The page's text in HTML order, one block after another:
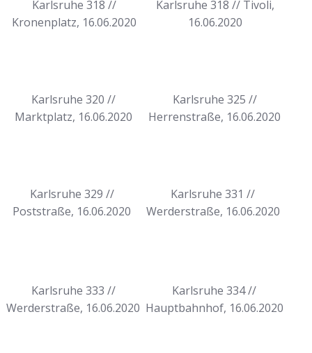
Karlsruhe 318 //
Kronenplatz, 16.06.2020
Karlsruhe 318 // Tivoli,
16.06.2020
Karlsruhe 320 //
Marktplatz, 16.06.2020
Karlsruhe 325 //
Herrenstraße, 16.06.2020
Karlsruhe 329 //
Poststraße, 16.06.2020
Karlsruhe 331 //
Werderstraße, 16.06.2020
Karlsruhe 333 //
Werderstraße, 16.06.2020
Karlsruhe 334 //
Hauptbahnhof, 16.06.2020